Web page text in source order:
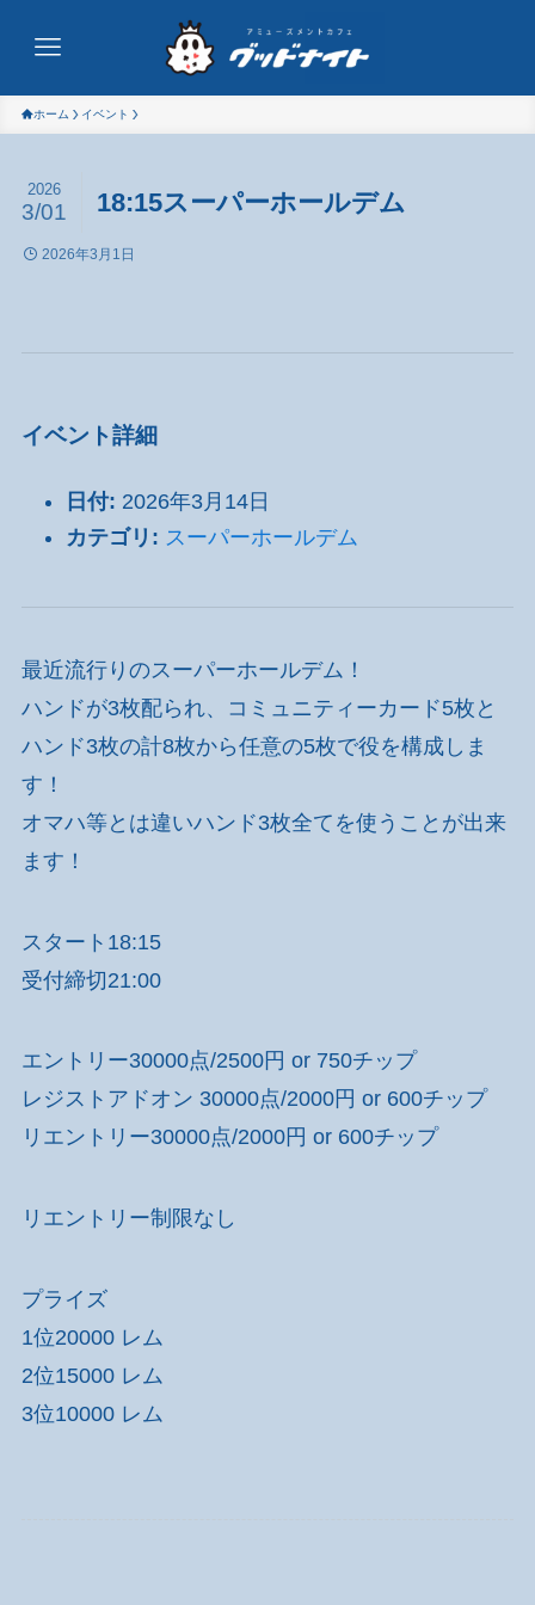
ホーム イベント
18:15スーパーホールデム
2026
3/01
2026年3月1日
イベント詳細
日付: 2026年3月14日
カテゴリ: スーパーホールデム
最近流行りのスーパーホールデム！
ハンドが3枚配られ、コミュニティーカード5枚と
ハンド3枚の計8枚から任意の5枚で役を構成しま
す！
オマハ等とは違いハンド3枚全てを使うことが出来
ます！
スタート18:15
受付締切21:00
エントリー30000点/2500円 or 750チップ
レジストアドオン 30000点/2000円 or 600チップ
リエントリー30000点/2000円 or 600チップ
リエントリー制限なし
プライズ
1位20000 レム
2位15000 レム
3位10000 レム